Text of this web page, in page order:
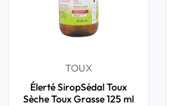
TOUX
Élerté SiropSédal Toux
Sèche Toux Grasse 125 ml